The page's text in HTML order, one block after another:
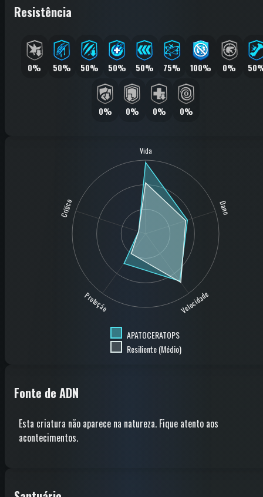
Resistência
0% 50% 50% 50% 50% 75% 100% 0%
0% 0% 0% 0%
Vida
Dano
Velocidade
Proteção
Crítico
APATOCERATOPS
Resiliente (Médio)
Fonte de ADN
Esta criatura não aparece na natureza. Fique atento aos
acontecimentos.